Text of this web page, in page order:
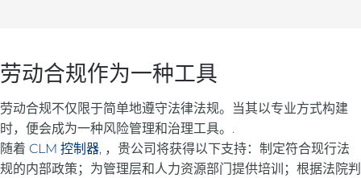
劳动合规作为一种工具
劳动合规不仅限于简单地遵守法律法规。当其以专业方式构建
时，便会成为一种风险管理和治理工具。.
随着 CLM 控制器, ，贵公司将获得以下支持：制定符合现行法
规的内部政策；为管理层和人力资源部门提供培训；根据法院判